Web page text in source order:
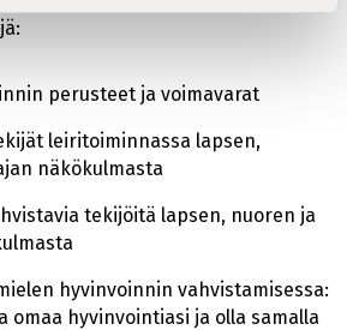
perusteet ja voimavarat
leiritoiminnassa lapsen,
näkökulmasta
tekijöitä lapsen, nuoren ja
hyvinvoinnin vahvistamisessa:
omaa hyvinvointiasi ja olla samalla